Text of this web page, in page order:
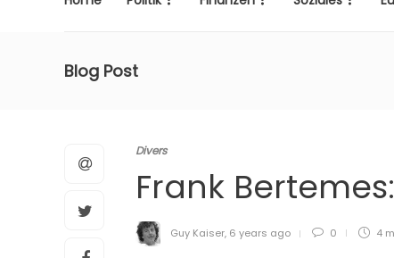
Blog Post
Divers
Frank
Guy Kaiser, 6 years ago 0 4